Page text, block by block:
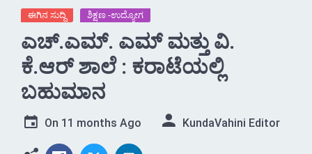
ಈಗಿನ ಸುದ್ದಿ ಶಿಕ್ಷಣ -ಉದ್ಯೋಗ
ಎಚ್.ಎಮ್. ಎಮ್ ಮತ್ತು ವಿ.
ಕೆ.ಆರ್ ಶಾಲೆ : ಕರಾಟೆಯಲ್ಲಿ
ಬಹುಮಾನ
On 11 months Ago KundaVahini Editor